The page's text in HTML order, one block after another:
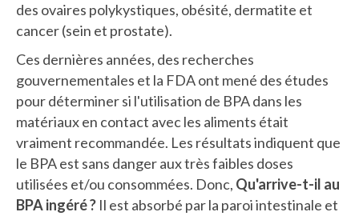
des ovaires polykystiques, obésité, dermatite et
cancer (sein et prostate).
Ces dernières années, des recherches
gouvernementales et la FDA ont mené des études
pour déterminer si l'utilisation de BPA dans les
matériaux en contact avec les aliments était
vraiment recommandée. Les résultats indiquent que
le BPA est sans danger aux très faibles doses
utilisées et/ou consommées. Donc, Qu'arrive-t-il au
BPA ingéré ? Il est absorbé par la paroi intestinale et